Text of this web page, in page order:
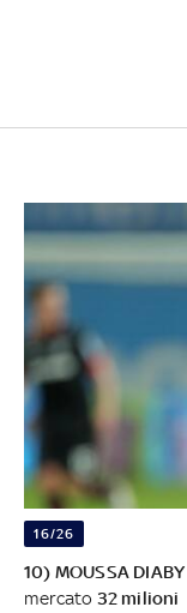
16/26
10) MOUSSA DIABY
mercato 32 milioni